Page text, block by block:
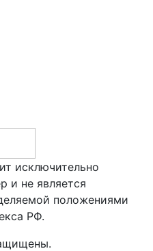
исключительно
и не является
положениями
РФ.